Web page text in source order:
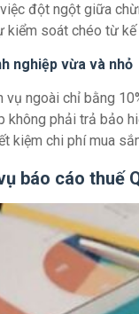
đột ngột giữa
kiểm soát chéo từ
nghiệp vừa và nhỏ
vụ ngoài chỉ bằng
không phải trả bảo
kiệm chi phí mua
báo cáo thuế